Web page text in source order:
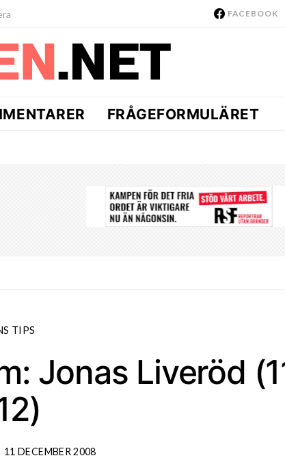
FACEBOOK
FRÅGEFORMULÄRET
TIPS
Jonas Liveröd
11 DECEMBER 2008